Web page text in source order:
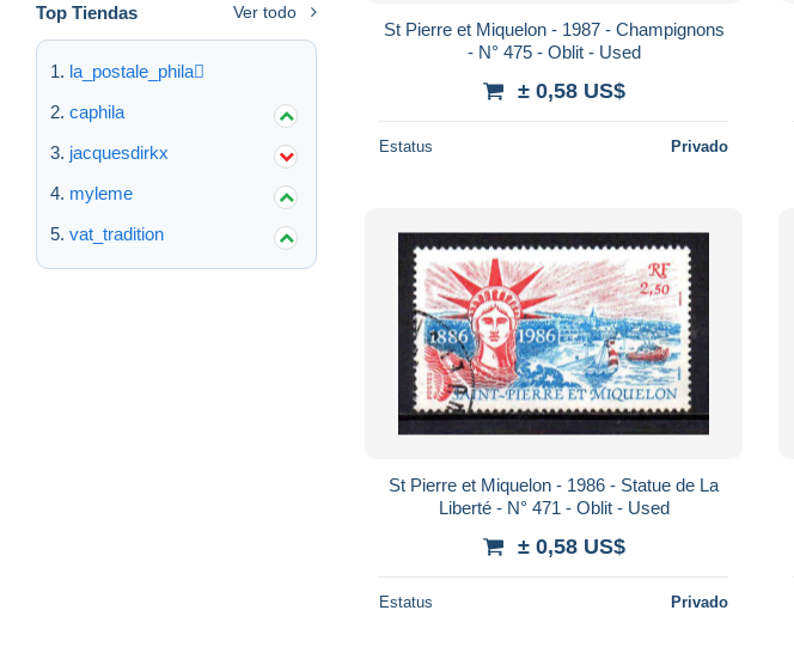
Top Tiendas Ver todo
la_postale_phila
caphila
jacquesdirkx
myleme
vat_tradition
St Pierre et Miquelon - 1987 - Champignons
- N° 475 - Oblit - Used
± 0,58 US$
Estatus Privado
St Pierre et Miquelon - 1986 - Statue de La
Liberté - N° 471 - Oblit - Used
± 0,58 US$
Estatus Privado